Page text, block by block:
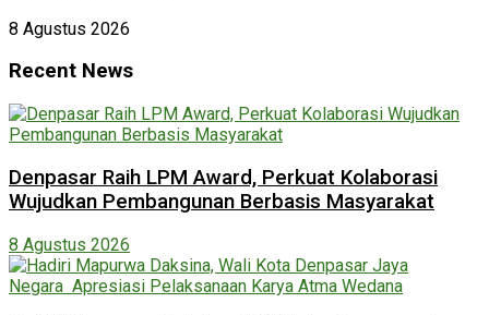
8 Agustus 2026
Recent News
Denpasar Raih LPM Award, Perkuat Kolaborasi
Wujudkan Pembangunan Berbasis Masyarakat
8 Agustus 2026